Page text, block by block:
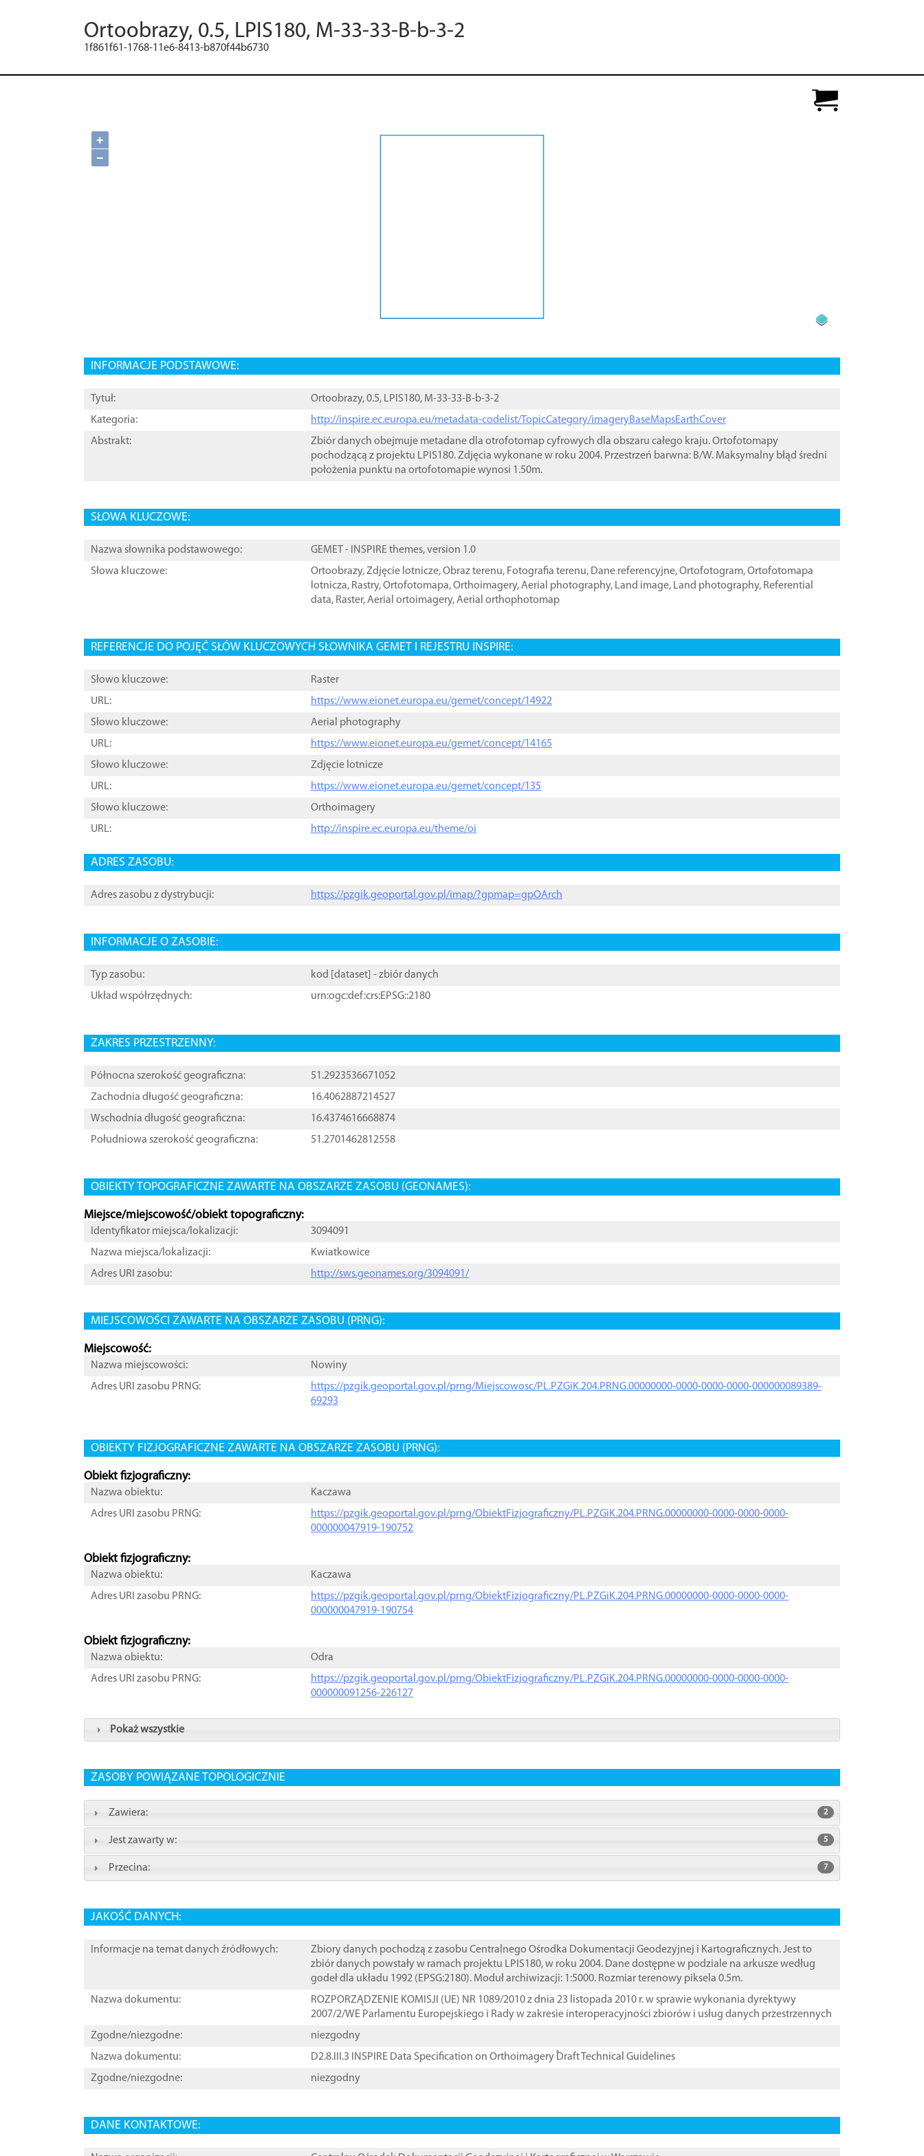
Ortoobrazy, 0.5, LPIS180, M-33-33-B-b-3-2
1f861f61-1768-11e6-8413-b870f44b6730
+
−
INFORMACJE PODSTAWOWE:
Tytuł:
Ortoobrazy, 0.5, LPIS180, M-33-33-B-b-3-2
Kategoria:
http://inspire.ec.europa.eu/metadata-codelist/TopicCategory/imageryBaseMapsEarthCover
Abstrakt:
Zbiór danych obejmuje metadane dla otrofotomap cyfrowych dla obszaru całego kraju. Ortofotomapy
pochodzącą z projektu LPIS180. Zdjęcia wykonane w roku 2004. Przestrzeń barwna: B/W. Maksymalny błąd średni
położenia punktu na ortofotomapie wynosi 1.50m.
SŁOWA KLUCZOWE:
Nazwa słownika podstawowego:
GEMET - INSPIRE themes, version 1.0
Słowa kluczowe:
Ortoobrazy,Zdjęcie lotnicze,Obraz terenu, Fotografia terenu, Dane referencyjne,Ortofotogram,Ortofotomapa
lotnicza, Rastry,Ortofotomapa,Orthoimagery,Aerial photography, Land image, Land photography, Referential
data, Raster,Aerial ortoimagery,Aerial orthophotomap
REFERENCJE DO POJĘĆ SŁÓW KLUCZOWYCH SŁOWNIKA GEMET I REJESTRU INSPIRE:
Słowo kluczowe:
Raster
URL:
https://www.eionet.europa.eu/gemet/concept/14922
Słowo kluczowe:
Aerial photography
URL:
https://www.eionet.europa.eu/gemet/concept/14165
Słowo kluczowe:
Zdjęcie lotnicze
URL:
https://www.eionet.europa.eu/gemet/concept/135
Słowo kluczowe:
Orthoimagery
URL:
http://inspire.ec.europa.eu/theme/oi
ADRES ZASOBU:
Adres zasobu z dystrybucji: https://pzgik.geoportal.gov.pl/imap/?gpmap=gpOArch
INFORMACJE O ZASOBIE:
Typ zasobu: kod [ dataset ] - zbiór danych
Układ współrzędnych:
urn:ogc:def:crs:EPSG::2180
ZAKRES PRZESTRZENNY:
Północna szerokość geograficzna:
51.2923536671052
Zachodnia długość geograficzna:
16.4062887214527
Wschodnia długość geograficzna:
16.4374616668874
Południowa szerokość geograficzna:
51.2701462812558
OBIEKTY TOPOGRAFICZNE ZAWARTE NA OBSZARZE ZASOBU (GEONAMES):
Miejsce/miejscowość/obiekt topograficzny:
Identyfikator miejsca/lokalizacji:
3094091
Nazwa miejsca/lokalizacji:
Kwiatkowice
Adres URI zasobu:
http://sws.geonames.org/3094091/
MIEJSCOWOŚCI ZAWARTE NA OBSZARZE ZASOBU (PRNG):
Miejscowość:
Nazwa miejscowości:
Nowiny
Adres URI zasobu PRNG:
https://pzgik.geoportal.gov.pl/prng/Miejscowosc/PL.PZGiK.204.PRNG.00000000-0000-0000-0000-000000089389-
69293
OBIEKTY FIZJOGRAFICZNE ZAWARTE NA OBSZARZE ZASOBU (PRNG):
Obiekt fizjograficzny:
Nazwa obiektu:
Kaczawa
Adres URI zasobu PRNG:
https://pzgik.geoportal.gov.pl/prng/ObiektFizjograficzny/PL.PZGiK.204.PRNG.00000000-0000-0000-0000-
000000047919-190752
Obiekt fizjograficzny:
Nazwa obiektu:
Kaczawa
Adres URI zasobu PRNG:
https://pzgik.geoportal.gov.pl/prng/ObiektFizjograficzny/PL.PZGiK.204.PRNG.00000000-0000-0000-0000-
000000047919-190754
Obiekt fizjograficzny:
Nazwa obiektu:
Odra
Adres URI zasobu PRNG:
https://pzgik.geoportal.gov.pl/prng/ObiektFizjograficzny/PL.PZGiK.204.PRNG.00000000-0000-0000-0000-
000000091256-226127
Pokaż wszystkie
ZASOBY POWIĄZANE TOPOLOGICZNIE
Zawiera: 2
Jest zawarty w: 5
Przecina: 7
JAKOŚĆ DANYCH:
Informacje na temat danych źródłowych:
Zbiory danych pochodzą z zasobu Centralnego Ośrodka Dokumentacji Geodezyjnej i Kartograficznych. Jest to
zbiór danych powstały w ramach projektu LPIS180, w roku 2004. Dane dostępne w podziale na arkusze według
godeł dla układu 1992 (EPSG:2180). Moduł archiwizacji: 1:5000. Rozmiar terenowy piksela 0.5m.
Nazwa dokumentu:
ROZPORZĄDZENIE KOMISJI (UE) NR 1089/2010 z dnia 23 listopada 2010 r. w sprawie wykonania dyrektywy
2007/2/WE Parlamentu Europejskiego i Rady w zakresie interoperacyjności zbiorów i usług danych przestrzennych
Zgodne/niezgodne:
niezgodny
Nazwa dokumentu:
D2.8.III.3 INSPIRE Data Specification on Orthoimagery ֠Draft Technical Guidelines
Zgodne/niezgodne:
niezgodny
DANE KONTAKTOWE: